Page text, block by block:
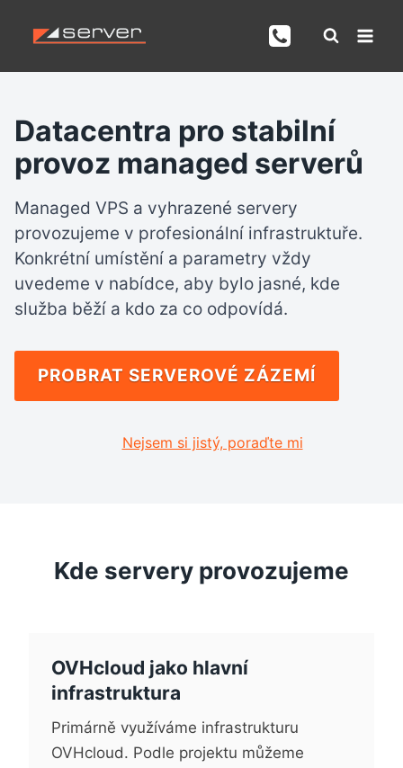
Datacentra pro stabilní
provoz managed serverů
Managed VPS a vyhrazené servery
provozujeme v profesionální infrastruktuře.
Konkrétní umístění a parametry vždy
uvedeme v nabídce, aby bylo jasné, kde
služba běží a kdo za co odpovídá.
PROBRAT SERVEROVÉ ZÁZEMÍ
Nejsem si jistý, poraďte mi
Kde servery provozujeme
OVHcloud jako hlavní
infrastruktura
Primárně využíváme infrastrukturu
OVHcloud. Podle projektu můžeme